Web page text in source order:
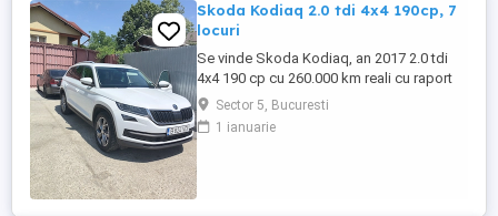
Skoda Kodiaq 2.0 tdi 4x4 190cp, 7
locuri
Se vinde Skoda Kodiaq, an 2017 2.0 tdi
4x4 190 cp cu 260.000 km reali cu raport
car vertical. La 253.000 km s-a efectuat
revizie cu facturi la: ulei+filtre, plăcute
frână, rulment spate, schimbat ulei dsg ,
Sector 5, Bucuresti
1 ianuarie